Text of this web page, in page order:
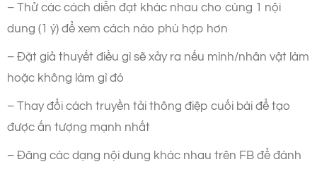
– Thử các cách diễn đạt khác nhau cho cùng 1 nội
dung (1 ý) để xem cách nào phù hợp hơn
– Đặt giả thuyết điều gì sẽ xảy ra nếu mình/nhân vật làm
hoặc không làm gì đó
– Thay đổi cách truyền tải thông điệp cuối bài để tạo
được ấn tượng mạnh nhất
– Đăng các dạng nội dung khác nhau trên FB để đánh